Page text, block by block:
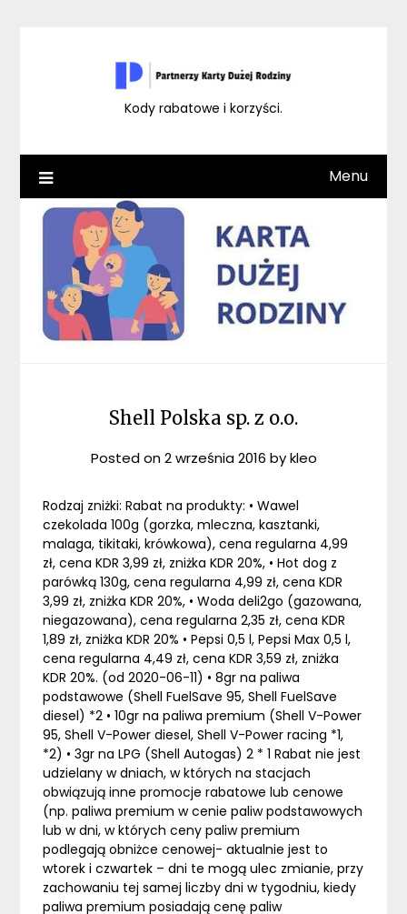
Kody rabatowe i korzyści.
Menu
Shell Polska sp. z o.o.
Posted on2 września 2016 bykleo
Rodzaj zniżki: Rabat na produkty: • Wawel
czekolada 100g (gorzka, mleczna, kasztanki,
malaga, tikitaki, krówkowa), cena regularna 4,99
zł, cena KDR 3,99 zł, zniżka KDR 20%, • Hot dog z
parówką 130g, cena regularna 4,99 zł, cena KDR
3,99 zł, zniżka KDR 20%, • Woda deli2go (gazowana,
niegazowana), cena regularna 2,35 zł, cena KDR
1,89 zł, zniżka KDR 20% • Pepsi 0,5 l, Pepsi Max 0,5 l,
cena regularna 4,49 zł, cena KDR 3,59 zł, zniżka
KDR 20%. (od 2020-06-11) • 8gr na paliwa
podstawowe (Shell FuelSave 95, Shell FuelSave
diesel) *2 • 10gr na paliwa premium (Shell V-Power
95, Shell V-Power diesel, Shell V-Power racing *1,
*2) • 3gr na LPG (Shell Autogas) 2 * 1 Rabat nie jest
udzielany w dniach, w których na stacjach
obwiązują inne promocje rabatowe lub cenowe
(np. paliwa premium w cenie paliw podstawowych
lub w dni, w których ceny paliw premium
podlegają obniżce cenowej- aktualnie jest to
wtorek i czwartek – dni te mogą ulec zmianie, przy
zachowaniu tej samej liczby dni w tygodniu, kiedy
paliwa premium posiadają cenę paliw